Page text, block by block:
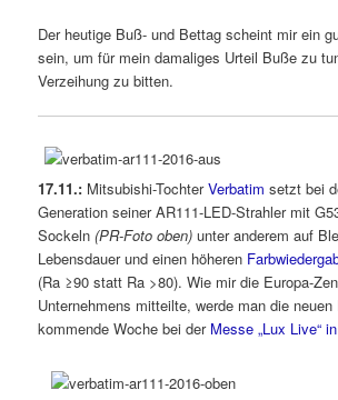
Der heutige Buß- und Bettag scheint mir ein
sein, um für mein damaliges Urteil Buße zu
Verzeihung zu bitten.
17.11.: Mitsubishi-TochterVerbatim setzt bei
Generation seiner AR111-LED-Strahler mit
Sockeln(PR-Foto oben) unter anderem auf
Lebensdauer und einen höheren
(Ra ≥90 statt Ra >80). Wie mir die Europa-
Unternehmens mitteilte, werde man die neuen
kommende Woche bei der Messe „Lux Live“